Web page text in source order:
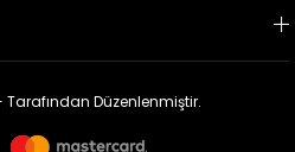
Tarafından Düzenlenmiştir.